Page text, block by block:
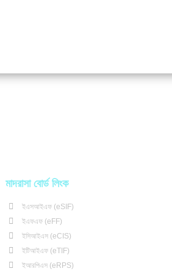
মাদরাসা বোর্ড লিংক
ইএসআইএফ (eSIF)
ইএফএফ (eFF)
ইসিআইএস (eCIS)
ইটিআইএফ (eTIF)
ইআরপিএস (eRPS)